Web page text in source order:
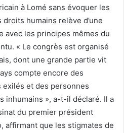
à Lomé sans évoquer les
humains relève d’une
avec les principes mêmes du
« Le congrès est organisé
dont une grande partie vit
compte encore des
et des personnes
inhumains », a-t-il déclaré. Il a
du premier président
affirmant que les stigmates de